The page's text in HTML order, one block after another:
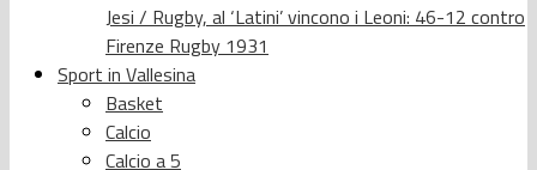
Jesi / Rugby, al ‘Latini’ vincono i Leoni: 46-12 contro
Firenze Rugby 1931
Sport in Vallesina
Basket
Calcio
Calcio a 5